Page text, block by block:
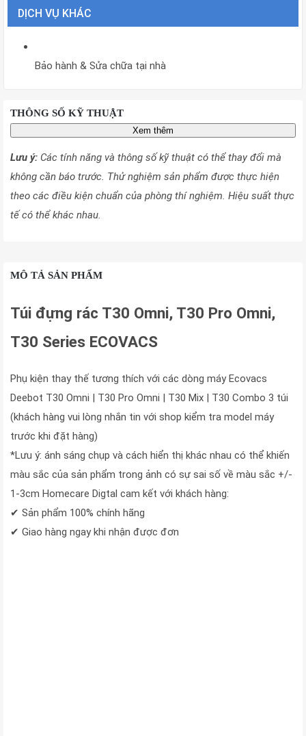
DỊCH VỤ KHÁC
Bảo hành & Sửa chữa tại nhà
THÔNG SỐ KỸ THUẬT
Xem thêm
Lưu ý:Các tính năng và thông số kỹ thuật có thể thay đổi mà
không cần báo trước. Thử nghiệm sản phẩm được thực hiện
theo các điều kiện chuẩn của phòng thí nghiệm. Hiệu suất thực
tế có thể khác nhau.
MÔ TẢ SẢN PHẨM
Túi đựng rác T30 Omni, T30 Pro Omni,
T30 Series ECOVACS
Phụ kiện thay thế tương thích với các dòng máy Ecovacs
Deebot T30 Omni | T30 Pro Omni | T30 Mix | T30 Combo 3 túi
(khách hàng vui lòng nhắn tin với shop kiểm tra model máy
trước khi đặt hàng)
*Lưu ý: ánh sáng chụp và cách hiển thị khác nhau có thể khiến
màu sắc của sản phẩm trong ảnh có sự sai số về màu sắc +/-
1-3cm Homecare Digtal cam kết với khách hàng:
✔ Sản phẩm 100% chính hãng
✔ Giao hàng ngay khi nhận được đơn